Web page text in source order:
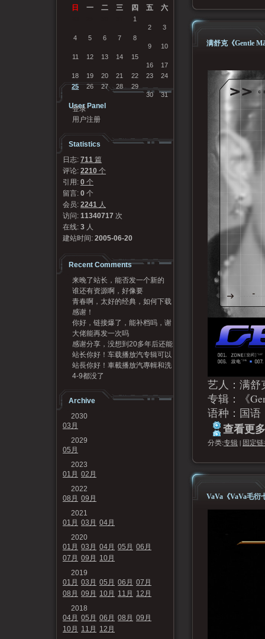
满舒克《Gentle
艺人：满舒
专辑：《
语种：国语
查看更
分类:专辑| 固定
VaVa《VaVa毛衍
日
一 二 三 四 五 六
1
2
3
4
5 6 7
8
9
10
11
12 13 14
15
16
17
18
19 20 21 22 23
24
25
26 27 28
29
30
31
User Panel
登录
用户注册
Statistics
日志: 711 篇
评论: 2210 个
引用: 0 个
留言: 0 个
会员: 2241 人
访问: 11340717 次
在线: 3 人
建站时间: 2005-06-20
Recent Comments
来晚了站长，能否发一个新的
码？
谁还有资源啊，好像要
青春啊，太好的经典，如何下载
呢
感谢！
你好，链接爆了，能补档吗，谢
谢
大佬能再发一次吗
感谢分享，没想到20多年后还能
听到，谢谢[Good...
站长你好！车载播放汽专辑可以
发我一份吗？95720...
站長你好！車載播放汽專輯和洗
牌專輯可以發我一份嗎？...
4-9都没了
Archive
2030
03月
2029
05月
2023
01月 02月
2022
08月 09月
2021
01月 03月 04月
2020
01月 03月 04月 05月 06月
07月 09月
10月
2019
01月 03月 05月 06月 07月
08月 09月 10月 11月
12月
2018
04月 05月 06月 08月 09月
10月
11月
12月